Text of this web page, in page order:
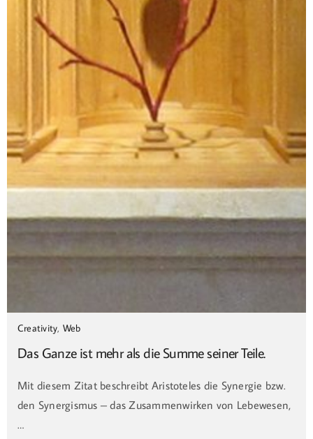
Creativity, Web
Das Ganze ist mehr als die Summe seiner Teile.
Mit diesem Zitat beschreibt Aristoteles die Synergie bzw.
den Synergismus – das Zusammenwirken von Lebewesen,
…